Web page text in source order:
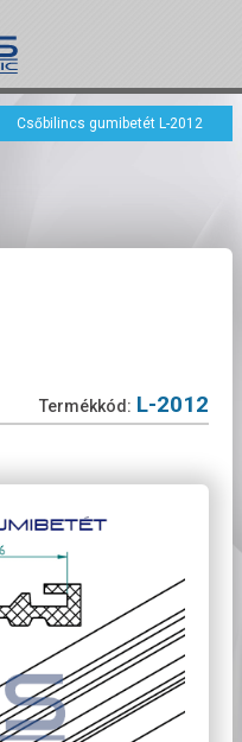
Csőbilincs gumibetét L-2012
Termékkód L-2012